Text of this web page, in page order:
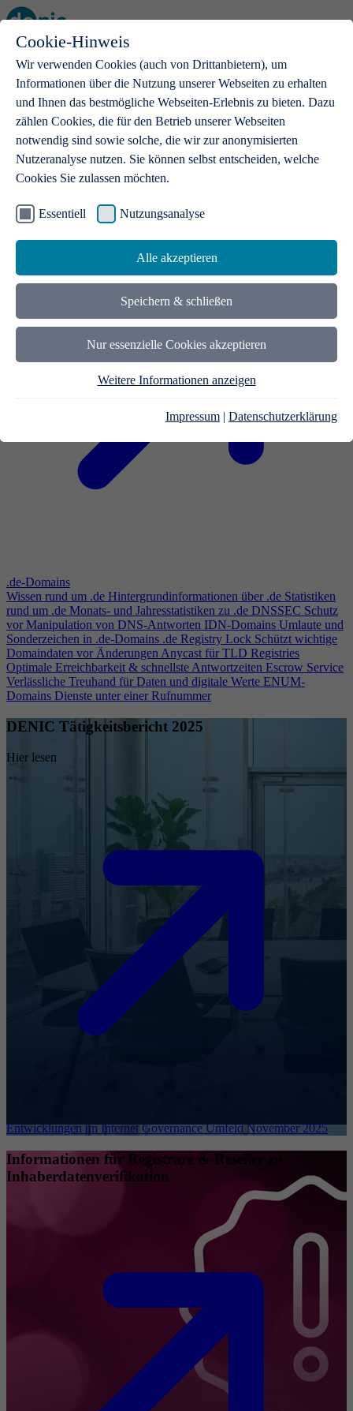
Cookie-Hinweis
Wir verwenden Cookies (auch von Drittanbietern), um
Informationen über die Nutzung unserer Webseiten zu erhalten
und Ihnen das bestmögliche Webseiten-Erlebnis zu bieten. Dazu
zählen Cookies, die für den Betrieb unserer Webseiten
notwendig sind sowie solche, die wir zur anonymisierten
Nutzeranalyse nutzen. Sie können selbst entscheiden, welche
Cookies Sie zulassen möchten.
Essentiell Nutzungsanalyse
Alle akzeptieren
Speichern & schließen
Nur essenzielle Cookies akzeptieren
Weitere Informationen anzeigen
Impressum | Datenschutzerklärung
Open main menu
.de-Domains
Mit einer .de-Domain erhalten Ideen eine Bühne
.de-Domains
Wissen rund um .de Hintergrundinformationen über .de Statistiken
rund um .de Monats- und Jahresstatistiken zu .de DNSSEC Schutz
vor Manipulation von DNS-Antworten IDN-Domains Umlaute und
Sonderzeichen in .de-Domains .de Registry Lock Schützt wichtige
Domaindaten vor ÄnderungenAnycast für TLD Registries
Optimale Erreichbarkeit & schnellste Antwortzeiten Escrow Service
Verlässliche Treuhand für Daten und digitale Werte ENUM-
Domains Dienste unter einer Rufnummer
DENIC Tätigkeitsbericht 2025
Hier lesen
Entwicklungen im Internet Governance Umfeld November 2025
Informationen für Registrare & Reseller zu
Inhaberdatenverifikation